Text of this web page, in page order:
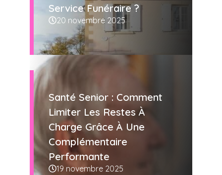
Service Funéraire ?
20 novembre 2025
Santé Senior : Comment
Limiter Les Restes À
Charge Grâce À Une
Complémentaire
Performante
19 novembre 2025